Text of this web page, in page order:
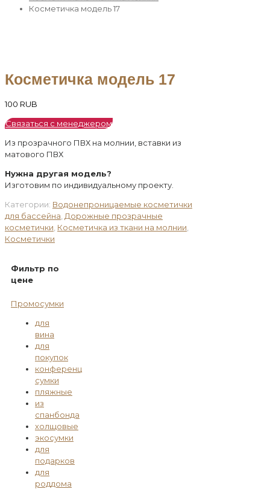
Косметичка модель 17
Косметичка модель 17
100 RUB
Связаться с менеджером
Из прозрачного ПВХ на молнии, вставки из
матового ПВХ
Нужна другая модель?
Изготовим по индивидуальному проекту.
Категории: Водонепроницаемые косметички
для бассейна Дорожные прозрачные
косметички Косметичка из ткани на молнии
Косметички
Фильтр по
цене
Промосумки
для
вина
для
покупок
конференц
сумки
пляжные
из
спанбонда
холщовые
экосумки
для
подарков
для
роддома